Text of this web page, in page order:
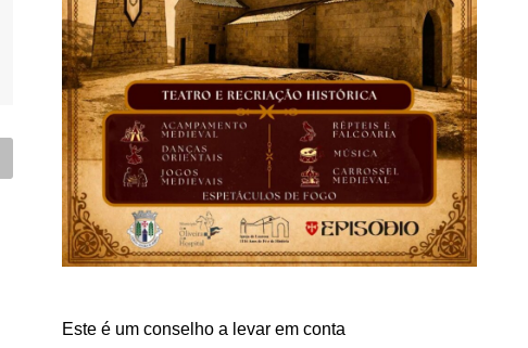
Este é um conselho a levar em conta